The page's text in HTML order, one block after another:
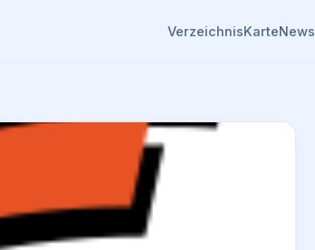
VerzeichnisKarteNews